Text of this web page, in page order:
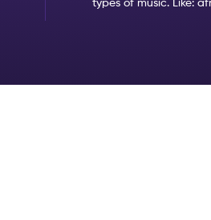
types of music. Like: